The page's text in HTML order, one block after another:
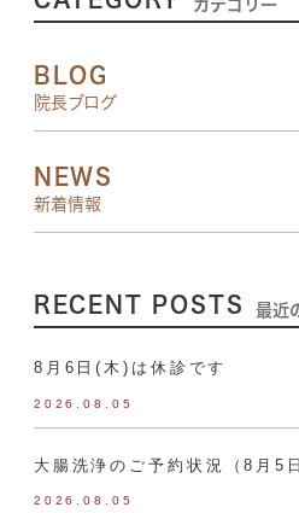
カテゴリー
BLOG
院長ブログ
NEWS
新着情報
RECENT POSTS 最近
8月6日(木)は休診です
2026.08.05
大腸洗浄のご予約状況（8月5
2026.08.05